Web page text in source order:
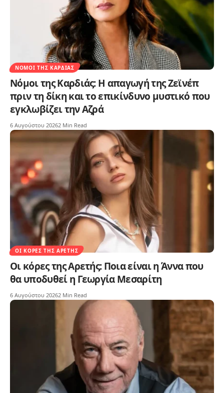
ΝΌΜΟΙ ΤΗΣ ΚΑΡΔΙΆΣ
Νόμοι της Καρδιάς: Η απαγωγή της Ζεϊνέπ
πριν τη δίκη και το επικίνδυνο μυστικό που
εγκλωβίζει την Αζρά
6 Αυγούστου 20262 Min Read
ΟΙ ΚΌΡΕΣ ΤΗΣ ΑΡΕΤΉΣ
Οι κόρες της Αρετής: Ποια είναι η Άννα που
θα υποδυθεί η Γεωργία Μεσαρίτη
6 Αυγούστου 20262 Min Read